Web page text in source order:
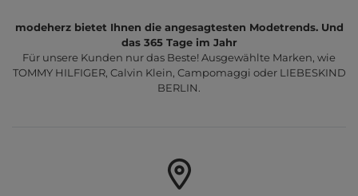
modeherz bietet Ihnen die angesagtesten Modetrends. Und
das 365 Tage im Jahr
Für unsere Kunden nur das Beste! Ausgewählte Marken, wie
TOMMY HILFIGER, Calvin Klein, Campomaggi oder LIEBESKIND
BERLIN.